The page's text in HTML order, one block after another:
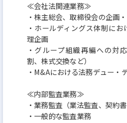
≪会社法関連業務≫
・株主総会、取締役会の企画
・ホールディングス体制に
理企画
・グループ組織再編への対
割、株式交換など）
・M&Aにおける法務デュー・
≪内部監査業務≫
・業務監査（業法監査、契約
・一般的な監査業務